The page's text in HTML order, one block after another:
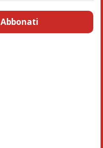
Abbonati